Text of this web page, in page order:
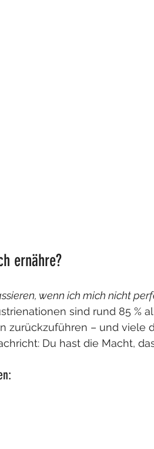
ernähre?
wenn ich mich nicht
sind rund 85 %
zurückzuführen – und viele
Du hast die Macht,